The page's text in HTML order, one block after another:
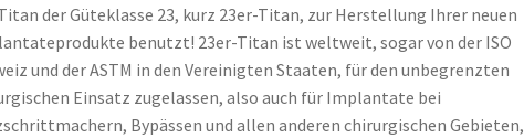
der Güteklasse 23, kurz 23er-Titan, zur Herstellung Ihrer neuen
benutzt! 23er-Titan ist weltweit, sogar von der ISO
und der ASTM in den Vereinigten Staaten, für den unbegrenzten
Einsatz zugelassen, also auch für Implantate bei
Bypässen und allen anderen chirurgischen Gebieten,